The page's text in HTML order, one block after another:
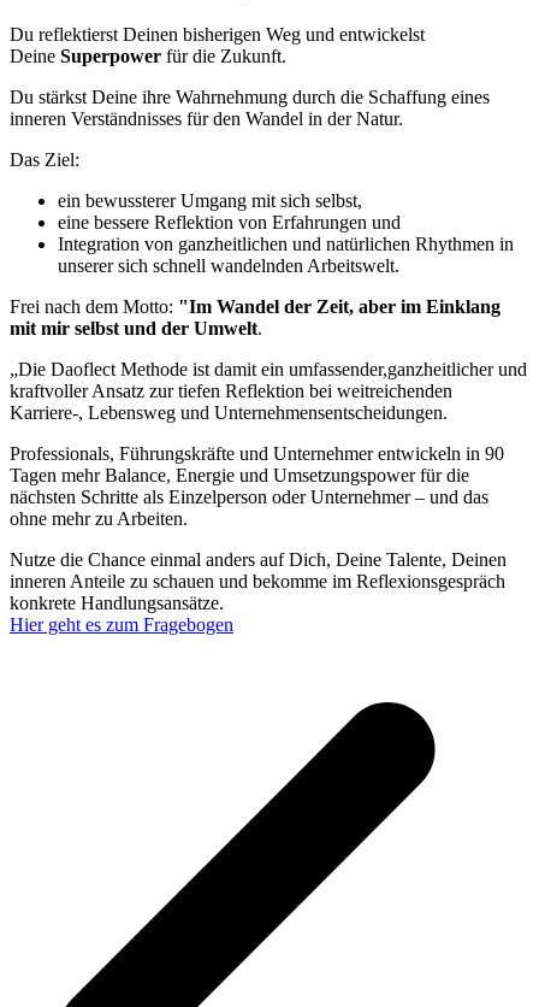
Du reflektierst Deinen bisherigen Weg und entwickelst
Deine Superpower für die Zukunft.
Du stärkst Deine ihre Wahrnehmung durch die Schaffung eines
inneren Verständnisses für den Wandel in der Natur.
Das Ziel:
ein bewussterer Umgang mit sich selbst,
eine bessere Reflektion von Erfahrungen und
Integration von ganzheitlichen und natürlichen Rhythmen in
unserer sich schnell wandelnden Arbeitswelt.
Frei nach dem Motto: "Im Wandel der Zeit, aber im Einklang
mit mir selbst und der Umwelt.
„Die Daoflect Methode ist damit ein umfassender,ganzheitlicher und
kraftvoller Ansatz zur tiefen Reflektion bei weitreichenden
Karriere-, Lebensweg und Unternehmensentscheidungen.
Professionals, Führungskräfte und Unternehmer entwickeln in 90
Tagen mehrBalance, Energie und Umsetzungspower für die
nächsten Schritte als Einzelperson oder Unternehmer – und das
ohne mehr zu Arbeiten.
Nutze die Chance einmal anders auf Dich, Deine Talente, Deinen
inneren Anteile zu schauen und bekomme im Reflexionsgespräch
konkrete Handlungsansätze.
Hier geht es zum Fragebogen